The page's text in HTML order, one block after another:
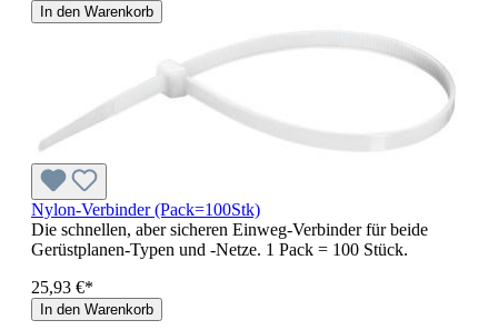
In den Warenkorb
Nylon-Verbinder (Pack=100Stk)
Die schnellen, aber sicheren Einweg-Verbinder für beide
Gerüstplanen-Typen und -Netze. 1 Pack = 100 Stück.
25,93 €*
In den Warenkorb